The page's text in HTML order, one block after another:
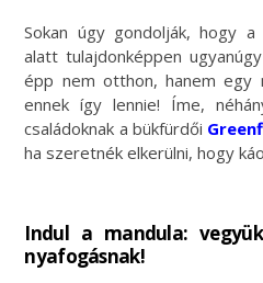
Sokan úgy gondolják, hogy
alatt tulajdonképpen
épp nem otthon, hanem egy
ennek így lennie! Íme,
családoknak a bükfürdői
ha szeretnék elkerülni, hogy
Indul a mandula:
nyafogásnak!